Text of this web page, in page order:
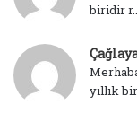
biridir
yıllık